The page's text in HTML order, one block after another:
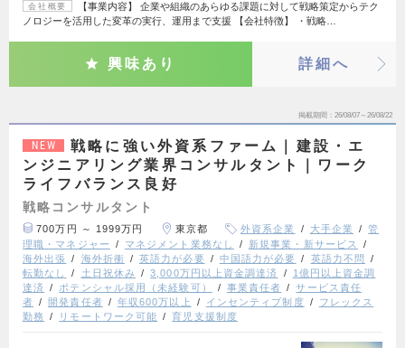
会社概要
【事業内容】 企業や組織のあらゆる課題に対して戦略策定からテク
ノロジーを活用した変革の実行、運用まで支援 【会社特徴】 ・戦略…
興味あり 詳細へ
掲載期間 26/08/07～26/08/22
NEW
戦略に強い外資系ファーム｜建設・エ
ンジニアリング業界コンサルタント｜ワーク
ライフバランス良好
戦略コンサルタント
700万円 ～ 1999万円 東京都 外資系企業 大手企業
管
理職・マネジャー
マネジメント業務なし
新規事業・新サービス
海外出張
海外折衝 英語力が必要 中国語力が必要
英語力不問
転勤なし
土日祝休み 3,000万円以上資金調達済
1億円以上資金調
達済
ポテンシャル採用（未経験可） 事業責任者
サービス責任
者
開発責任者 年収600万以上 インセンティブ制度
フレックス
勤務
リモートワーク可能 育児支援制度